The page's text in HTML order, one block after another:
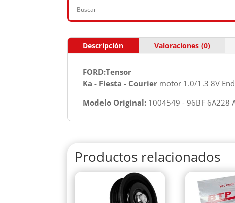
Descripción Valoraciones (0)
FORD:Tensor
Ka - Fiesta - Courier motor 1.0/1.3 8V
Modelo Original: 1004549 - 96BF 6A228
Productos relacionados